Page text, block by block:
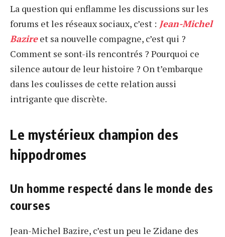
La question qui enflamme les discussions sur les
forums et les réseaux sociaux, c’est : Jean-Michel
Bazireet sa nouvelle compagne, c’est qui ?
Comment se sont-ils rencontrés ? Pourquoi ce
silence autour de leur histoire ? On t’embarque
dans les coulisses de cette relation aussi
intrigante que discrète.
Le mystérieux champion des
hippodromes
Un homme respecté dans le monde des
courses
Jean-Michel Bazire, c’est un peu le Zidane des